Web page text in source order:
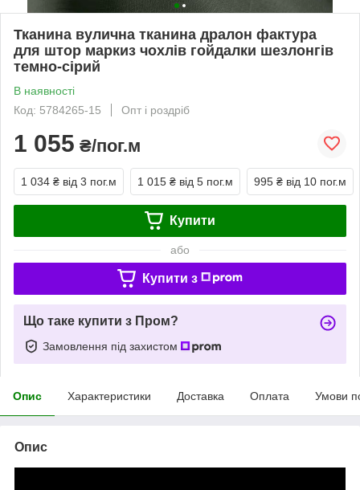
Тканина вулична тканина дралон фактура
для штор маркиз чохлів гойдалки шезлонгів
темно-сірий
В наявності
Код: 5784265-15
Опт і роздріб
1 055 ₴/пог.м
1 034 ₴ від 3 пог.м 1 015 ₴ від 5 пог.м 995 ₴ від 10 пог.м
Купити
або
Купити з
Що таке купити з Пром?
Замовлення під захистом
Опис Характеристики Доставка Оплата Умови
Опис